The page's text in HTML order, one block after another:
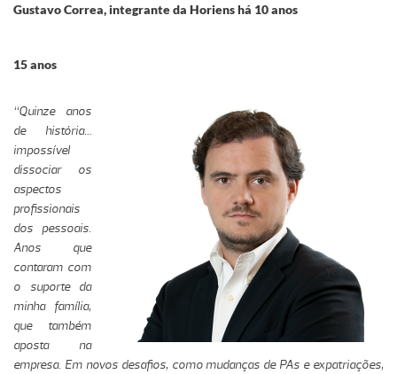
Gustavo Correa, integrante da Horiens há 10 anos
15 anos
“Quinze anos
de história…
impossível
dissociar os
aspectos
profissionais
dos pessoais.
Anos que
contaram com
o suporte da
minha família,
que também
aposta na
empresa. Em novos desafios, como mudanças de PAs e expatriações,